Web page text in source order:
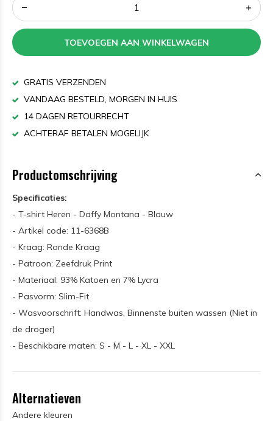
TOEVOEGEN AAN WINKELWAGEN
GRATIS VERZENDEN
VANDAAG BESTELD, MORGEN IN HUIS
14 DAGEN RETOURRECHT
ACHTERAF BETALEN MOGELIJK
Productomschrijving
Specificaties:
- T-shirt Heren - Daffy Montana - Blauw
- Artikel code: 11-6368B
- Kraag: Ronde Kraag
- Patroon: Zeefdruk Print
- Materiaal: 93% Katoen en 7% Lycra
- Pasvorm: Slim-Fit
- Wasvoorschrift: Handwas, Binnenste buiten wassen (Niet in
de droger)
- Beschikbare maten: S - M - L - XL - XXL
Alternatieven
Andere kleuren